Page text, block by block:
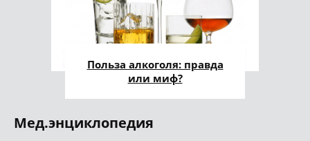
Польза алкоголя: правда
или миф?
Мед.энциклопедия